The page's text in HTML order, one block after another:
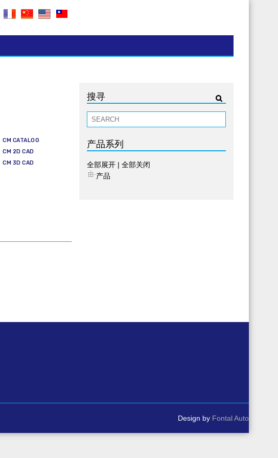
CM CATALOG
CM 2D CAD
CM 3D CAD
搜寻
产品系列
全部展开 |全部关闭
产品
Design by Fontal Auto